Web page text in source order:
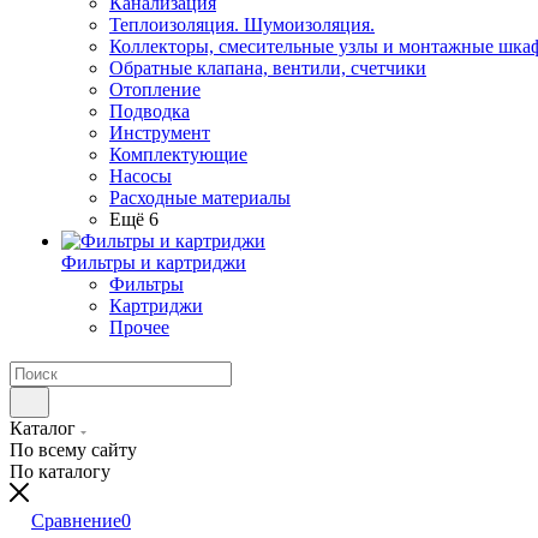
Теплоизоляция. Шумоизоляция.
Коллекторы, смесительные узлы и монтажные
Обратные клапана, вентили, счетчики
Отопление
Подводка
Инструмент
Комплектующие
Насосы
Расходные материалы
Ещё 6
Фильтры и картриджи
Фильтры
Картриджи
Прочее
Каталог
По всему сайту
По каталогу
Сравнение0